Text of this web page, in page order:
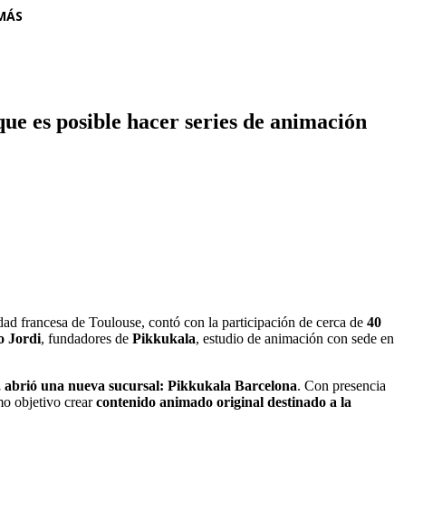
es posible hacer series de animación
francesa de Toulouse, contó con la participación de cerca de 40
Jordi, fundadores de Pikkukala, estudio de animación con sede en
abrió una nueva sucursal: Pikkukala Barcelona. Con presencia
objetivo crearcontenido animado original destinado a la